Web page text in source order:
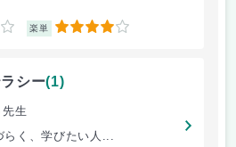
楽単 4
シー(1)
生
らく、学びたい人...